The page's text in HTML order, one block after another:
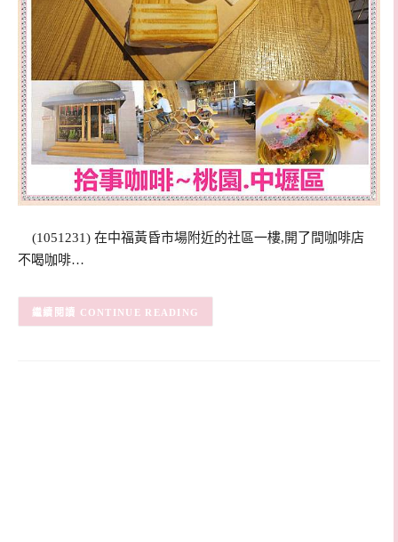
(1051231) 在中福黃昏市場附近的社區一樓,開了間咖啡店
不喝咖啡…
CONTINUE READING